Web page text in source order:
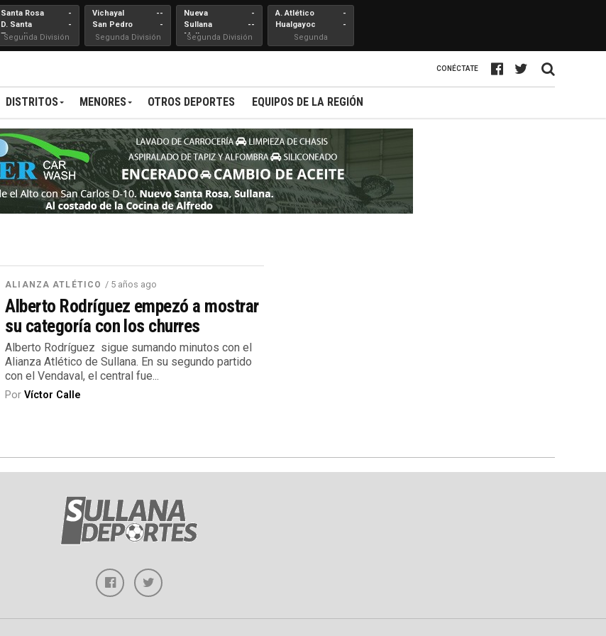
Santa Rosa
D. Santa
Teresita
-
-
Segunda División
Vichayal
San Pedro
--
-
Segunda División
Nueva
Sullana
Mallares
-
--
Segunda División
A. Atlético
Hualgayoc
-
-
Segunda
Profesional
CONÉCTATE
DISTRITOS MENORES OTROS DEPORTES EQUIPOS DE LA REGIÓN
ALIANZA ATLÉTICO / 5 años ago
Alberto Rodríguez empezó a mostrar
su categoría con los churres
Alberto Rodríguez sigue sumando minutos con el
Alianza Atlético de Sullana. En su segundo partido
con el Vendaval, el central fue...
PorVíctor Calle